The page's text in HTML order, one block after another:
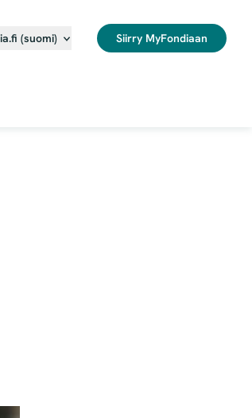
(suomi) Siirry MyFondiaan